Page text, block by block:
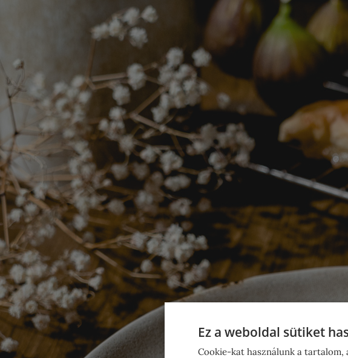
Ez a weboldal sütiket
Cookie-kat használunk a tartalom,